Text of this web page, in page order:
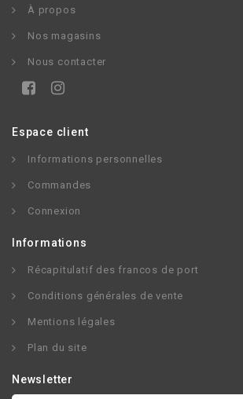
À propos
Nos magasins
Nous contacter
Espace client
Informations personnelles
Commandes
Connexion
Informations
Récapitulatif des francos de port
Conditions générales de vente
Mentions légales
Plan du site
Newsletter